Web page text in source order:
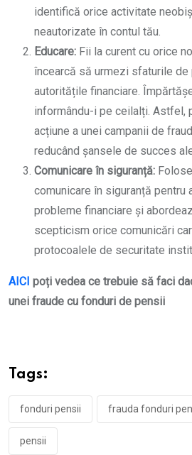
identifică orice activitate
neautorizate în contul tău.
Educare: Fii la curent cu orice
încearcă să urmezi sfaturile
autoritățile financiare.
informându-i pe ceilalți. Astfel,
acțiune a unei campanii de
reducând șansele de succes
Comunicare în siguranță:
comunicare în siguranță pentru
probleme financiare și
scepticism orice comunicări
protocoalele de securitate
AICI poți vedea ce trebuie să faci
unei fraude cu fonduri de pensii
Tags:
fonduri pensii frauda fonduri
pensii